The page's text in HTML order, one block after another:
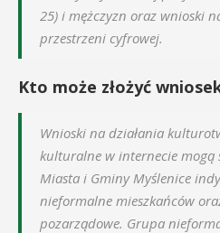
25) i mężczyzn oraz wnioski
przestrzeni cyfrowej.
Kto może złożyć
Wnioski na działania
kulturalne w internecie mogą
Miasta i Gminy Myślenice
nieformalne mieszkańców
pozarządowe. Grupa